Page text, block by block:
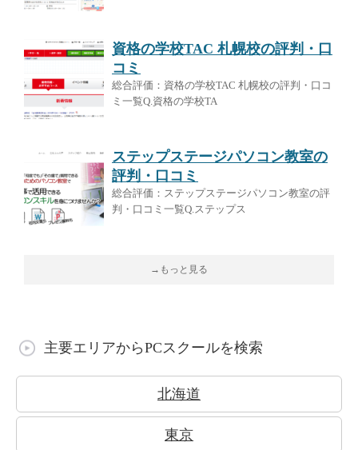
資格の学校TAC 札幌校の評判・口
コミ
総合評価：資格の学校TAC 札幌校の評判・口コ
ミ一覧Q.資格の学校TA
ステップステージパソコン教室の
評判・口コミ
総合評価：ステップステージパソコン教室の評
判・口コミ一覧Q.ステップス
→もっと見る
主要エリアからPCスクールを検索
北海道
東京